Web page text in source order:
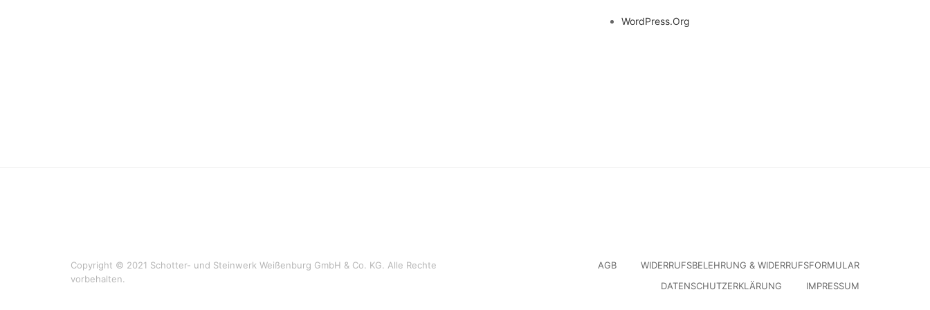
WordPress.org
AGB
WIDERRUFSBELEHRUNG & WIDERRUFSFORMULAR
DATENSCHUTZERKLÄRUNG
IMPRESSUM
Copyright © 2021 Schotter- und Steinwerk Weißenburg GmbH & Co. KG. Alle Rechte
vorbehalten.